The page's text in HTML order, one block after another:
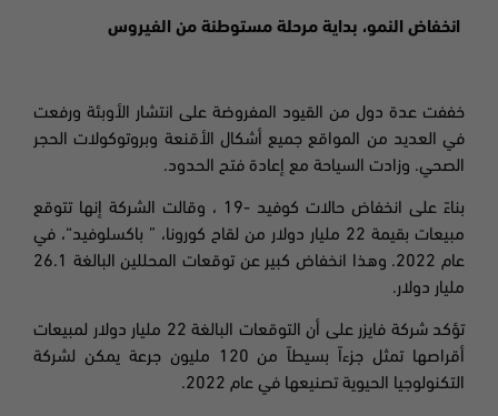
انخفاض النمو، بداية مرحلة مستوطنة من الفيروس
خففت عدة دول من القيود المفروضة على انتشار الأوبئة ورفعت
في العديد من المواقع جميع أشكال الأقنعة وبروتوكولات الحجر
الصحي. وزادت السياحة مع إعادة فتح الحدود.
بناءً على انخفاض حالات كوفيد -19 ،
وقالت الشركة إنها تتوقع
مبيعات بقيمة 22 مليار دولار من لقاح كورونا
، ” باكسلوفيد“، في
عام 2022. وهذا انخفاض كبير عن توقعات المحللين البالغة 26.1
مليار دولار.
تؤكد شركة فايزر على أن التوقعات البالغة 22 مليار دولار لمبيعات
أقراصها تمثل جزءاً بسيطاً من 120 مليون جرعة يمكن لشركة
التكنولوجيا الحيوية تصنيعها في عام 2022.